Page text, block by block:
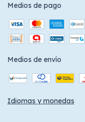
Medios de pago
Medios de envío
Idiomas y monedas